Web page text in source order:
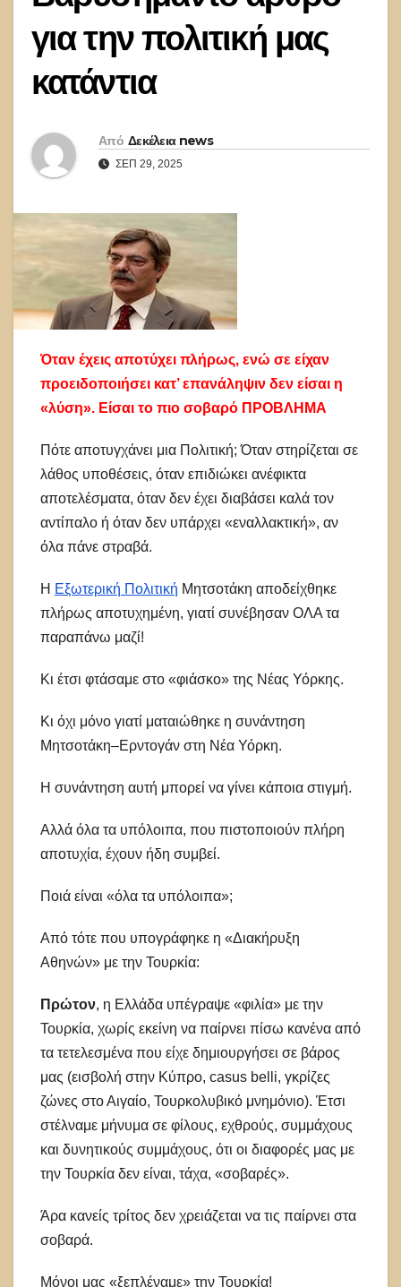
για την πολιτική μας
κατάντια
Από Δεκέλεια news
ΣΕΠ 29, 2025
Όταν έχεις αποτύχει πλήρως, ενώ σε είχαν
προειδοποιήσει κατ’ επανάληψιν δεν είσαι η
«λύση». Είσαι το πιο σοβαρό ΠΡΟΒΛΗΜΑ
Πότε αποτυγχάνει μια Πολιτική; Όταν στηρίζεται σε
λάθος υποθέσεις, όταν επιδιώκει ανέφικτα
αποτελέσματα, όταν δεν έχει διαβάσει καλά τον
αντίπαλο ή όταν δεν υπάρχει «εναλλακτική», αν
όλα πάνε στραβά.
Η Εξωτερική Πολιτική Μητσοτάκη αποδείχθηκε
πλήρως αποτυχημένη, γιατί συνέβησαν ΟΛΑ τα
παραπάνω μαζί!
Κι έτσι φτάσαμε στο «φιάσκο» της Νέας Υόρκης.
Κι όχι μόνο γιατί ματαιώθηκε η συνάντηση
Μητσοτάκη–Ερντογάν στη Νέα Υόρκη.
Η συνάντηση αυτή μπορεί να γίνει κάποια στιγμή.
Αλλά όλα τα υπόλοιπα, που πιστοποιούν πλήρη
αποτυχία, έχουν ήδη συμβεί.
Ποιά είναι «όλα τα υπόλοιπα»;
Από τότε που υπογράφηκε η «Διακήρυξη
Αθηνών» με την Τουρκία:
Πρώτον, η Ελλάδα υπέγραψε «φιλία» με την
Τουρκία, χωρίς εκείνη να παίρνει πίσω κανένα από
τα τετελεσμένα που είχε δημιουργήσει σε βάρος
μας (εισβολή στην Κύπρο, casus belli, γκρίζες
ζώνες στο Αιγαίο, Τουρκολυβικό μνημόνιο). Έτσι
στέλναμε μήνυμα σε φίλους, εχθρούς, συμμάχους
και δυνητικούς συμμάχους, ότι οι διαφορές μας με
την Τουρκία δεν είναι, τάχα, «σοβαρές».
Άρα κανείς τρίτος δεν χρειάζεται να τις παίρνει στα
σοβαρά.
Μόνοι μας «ξεπλέναμε» την Τουρκία!